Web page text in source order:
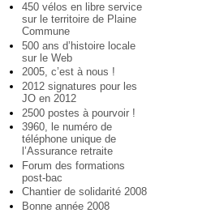
450 vélos en libre service
sur le territoire de Plaine
Commune
500 ans d’histoire locale
sur le Web
2005, c’est à nous !
2012 signatures pour les
JO en 2012
2500 postes à pourvoir !
3960, le numéro de
téléphone unique de
l’Assurance retraite
Forum des formations
post-bac
Chantier de solidarité 2008
Bonne année 2008